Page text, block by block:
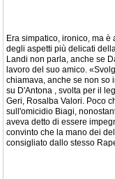
Era simpatico, ironico, ma
degli aspetti più delicati
Landi non parla, anche se
lavoro del suo amico.
chiamava, anche se non so
su D'Antona , svolta per il
Geri, Rosalba Valori. Poco
sull'omicidio Biagi,
aveva detto di essere
convinto che la mano dei
consigliato dallo stesso